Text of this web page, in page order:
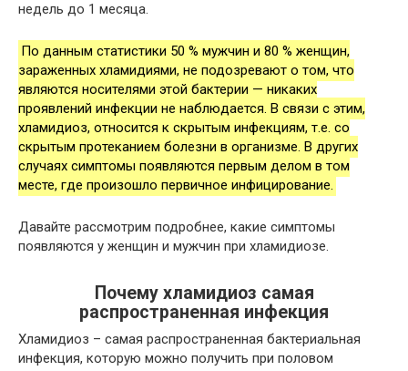
недель до 1 месяца.
По данным статистики 50 % мужчин и 80 % женщин,
зараженных хламидиями, не подозревают о том, что
являются носителями этой бактерии — никаких
проявлений инфекции не наблюдается. В связи с этим,
хламидиоз, относится к скрытым инфекциям, т.е. со
скрытым протеканием болезни в организме. В других
случаях симптомы появляются первым делом в том
месте, где произошло первичное инфицирование.
Давайте рассмотрим подробнее, какие симптомы
появляются у женщин и мужчин при хламидиозе.
Почему хламидиоз самая
распространенная инфекция
Хламидиоз – самая распространенная бактериальная
инфекция, которую можно получить при половом